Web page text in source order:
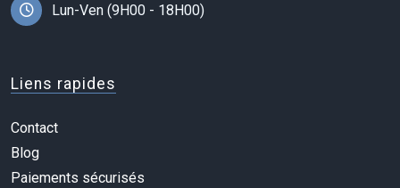
Lun-Ven (9H00 - 18H00)
Liens rapides
Contact
Blog
Paiements sécurisés